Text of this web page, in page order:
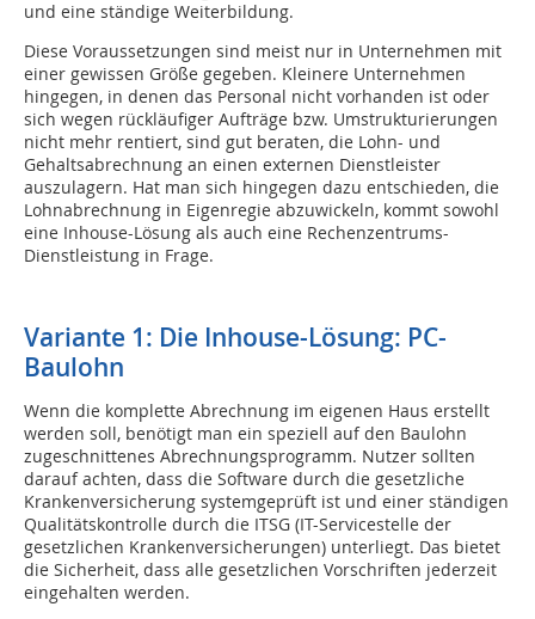
und eine ständige Weiterbildung.
Diese Voraussetzungen sind meist nur in Unternehmen mit
einer gewissen Größe gegeben. Kleinere Unternehmen
hingegen, in denen das Personal nicht vorhanden ist oder
sich wegen rückläufiger Aufträge bzw. Umstrukturierungen
nicht mehr rentiert, sind gut beraten, die Lohn- und
Gehaltsabrechnung an einen externen Dienstleister
auszulagern. Hat man sich hingegen dazu entschieden, die
Lohnabrechnung in Eigenregie abzuwickeln, kommt sowohl
eine Inhouse-Lösung als auch eine Rechenzentrums-
Dienstleistung in Frage.
Variante 1: Die Inhouse-Lösung: PC-
Baulohn
Wenn die komplette Abrechnung im eigenen Haus erstellt
werden soll, benötigt man ein speziell auf den Baulohn
zugeschnittenes Abrechnungsprogramm. Nutzer sollten
darauf achten, dass die Software durch die gesetzliche
Krankenversicherung systemgeprüft ist und einer ständigen
Qualitätskontrolle durch die ITSG (IT-Servicestelle der
gesetzlichen Krankenversicherungen) unterliegt. Das bietet
die Sicherheit, dass alle gesetzlichen Vorschriften jederzeit
eingehalten werden.